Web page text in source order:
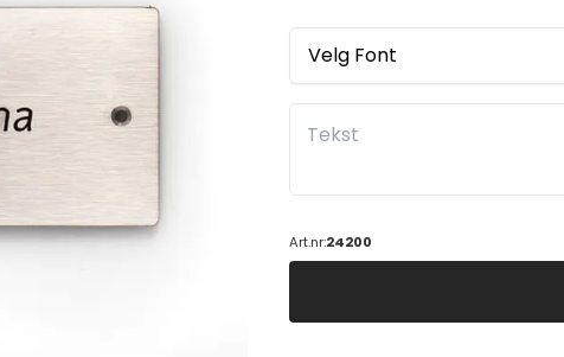
Velg Font
Art.nr:24200